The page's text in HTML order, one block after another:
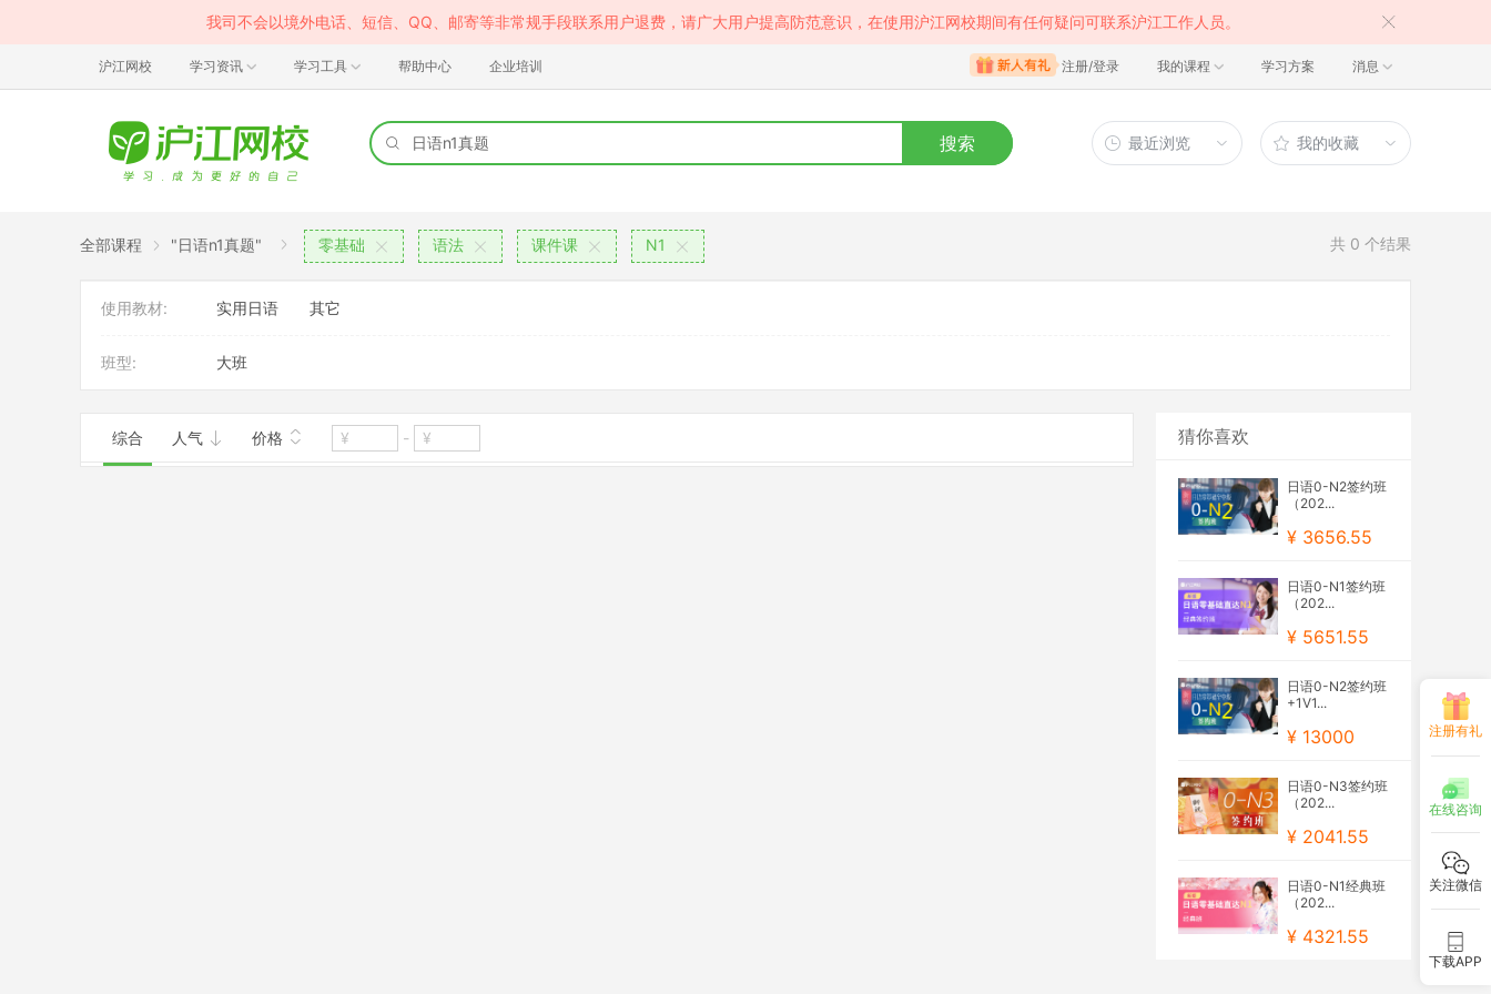
我司不会以境外电话、短信、QQ、邮寄等非常规手段联系用户退费，请广大用户提高防范意识，在使用沪江网校期间有任何疑问可联系沪江工作人员。
沪江网校 学习资讯 学习工具 帮助中心 企业培训 注册/登录 我的课程 学习方案 消息
搜索 最近浏览 我的收藏
全部课程 "日语n1真题" 零基础 语法 课件课 N1 共 0 个结果
使用教材: 实用日语 其它
班型: 大班
综合 人气 价格 - 猜你喜欢
日语0-N2签约班
（202...
¥ 3656.55
日语0-N1签约班
（202...
¥ 5651.55
日语0-N2签约班
+1V1...
¥ 13000
日语0-N3签约班
（202...
¥ 2041.55
日语0-N1经典班
（202...
¥ 4321.55
注册有礼
在线咨询
关注微信
下载APP